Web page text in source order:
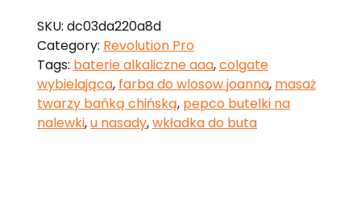
SKU: dc03da220a8d
Category: Revolution Pro
Tags: baterie alkaliczne aaa,colgate
wybielająca, farba do wlosow joanna, masaż
twarzy bańką chińską, pepco butelki na
nalewki,u nasady,wkładka do buta